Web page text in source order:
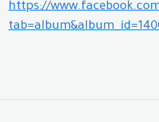
https://